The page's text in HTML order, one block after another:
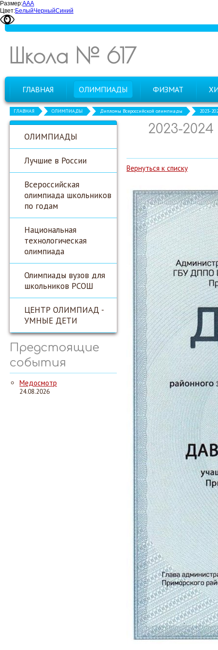
Размер:ААА
Цвет:БелыйЧерныйСиний
Школа № 617
ГЛАВНАЯ ОЛИМПИАДЫ ФИЗМАТ
ГЛАВНАЯ ОЛИМПИАДЫ Дипломы Всероссийской олимпиады 2023-
ОЛИМПИАДЫ
Лучшие в России
Всероссийская
олимпиада школьников
по годам
Национальная
технологическая
олимпиада
Олимпиады вузов для
школьников РСОШ
ЦЕНТР ОЛИМПИАД -
УМНЫЕ ДЕТИ
Предстоящие
события
Медосмотр
24.08.2026
2023-
Вернуться к списку